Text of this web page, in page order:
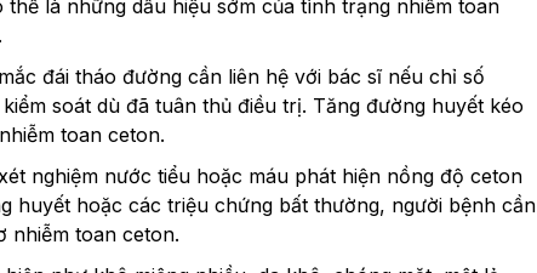
là những dấu hiệu sớm của tình trạng nhiễm toan
đái tháo đường cần liên hệ với bác sĩ nếu chỉ số
soát dù đã tuân thủ điều trị. Tăng đường huyết kéo
toan ceton.
nghiệm nước tiểu hoặc máu phát hiện nồng độ ceton
huyết hoặc các triệu chứng bất thường, người bệnh cần
nhiễm toan ceton.